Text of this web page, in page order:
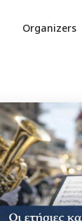
Organizers